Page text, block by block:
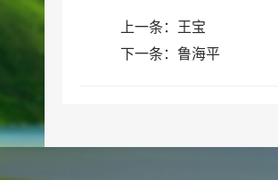
上一条：
王宝
下一条： 鲁海平